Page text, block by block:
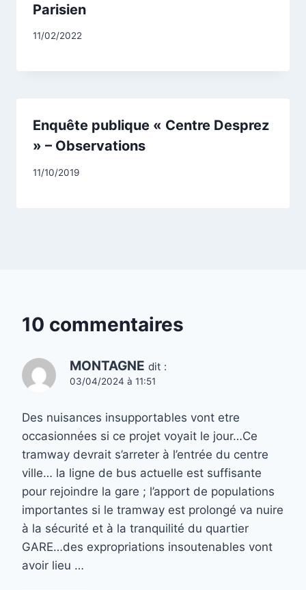
Parisien
Par
11/02/2022
Enquête publique « Centre Desprez
» – Observations
Par
11/10/2019
10 commentaires
MONTAGNE dit :
03/04/2024 à 11:51
Des nuisances insupportables vont etre
occasionnées si ce projet voyait le jour…Ce
tramway devrait s’arreter à l’entrée du centre
ville… la ligne de bus actuelle est suffisante
pour rejoindre la gare ; l’apport de populations
importantes si le tramway est prolongé va nuire
à la sécurité et à la tranquilité du quartier
GARE…des expropriations insoutenables vont
avoir lieu …